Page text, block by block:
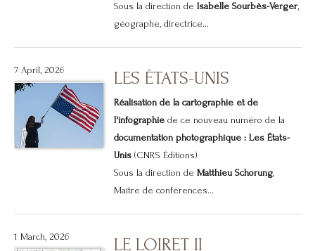
Sous la direction de Isabelle Sourbès-Verger,
géographe, directrice...
7 April, 2026 LES ÉTATS-UNIS
Réalisation de la cartographie et de
l'infographiede ce nouveau numéro de la
documentation photographique : Les États-
Unis(CNRS Éditions)
Sous la direction de Matthieu Schorung,
Maître de conférences...
1 March, 2026 LE LOIRET II